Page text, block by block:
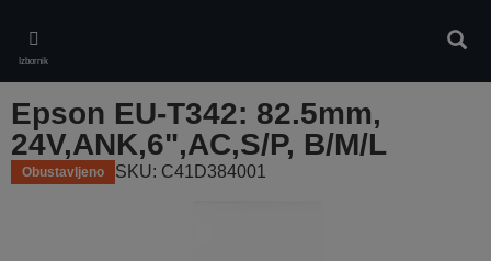
main
content
Izbornik
Epson EU-T342: 82.5mm,
24V,ANK,6",AC,S/P, B/M/L
Obustavljeno SKU: C41D384001